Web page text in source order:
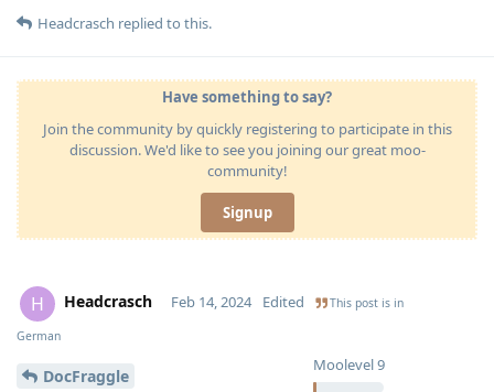
Headcrasch replied to this.
Have something to say?
Join the community by quickly registering to participate in this
discussion. We'd like to see you joining our great moo-
community!
Signup
H Headcrasch
Moolevel9
Feb 14, 2024 Edited This post is in
German
DocFraggle